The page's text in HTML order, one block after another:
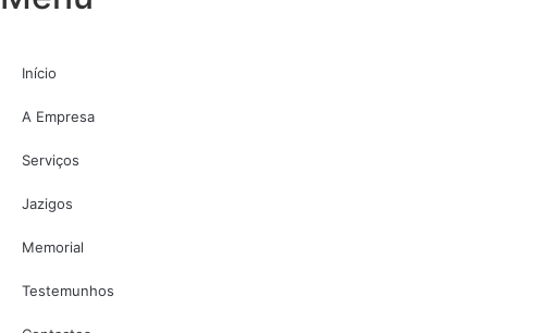
Início
A Empresa
Serviços
Jazigos
Memorial
Testemunhos